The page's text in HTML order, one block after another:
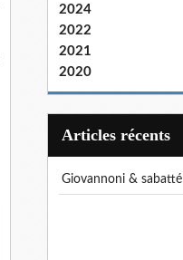
2024
2022
2021
2020
articles récents
giovannoni & sabatté